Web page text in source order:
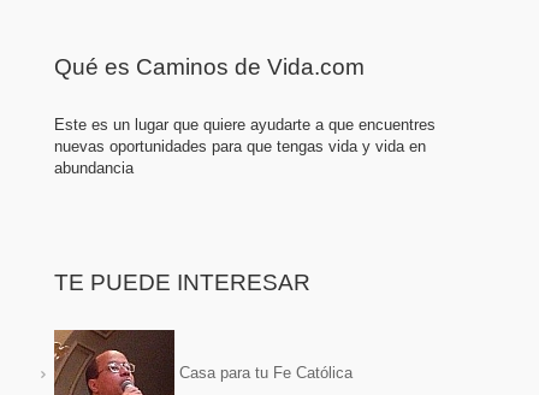
Qué es Caminos de Vida.com
Este es un lugar que quiere ayudarte a que encuentres
nuevas oportunidades para que tengas vida y vida en
abundancia
TE PUEDE INTERESAR
Casa para tu Fe Católica